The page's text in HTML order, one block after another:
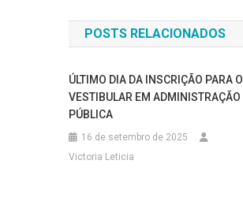
de
Post
POSTS RELACIONADOS
ÚLTIMO DIA DA INSCRIÇÃO PARA O
VESTIBULAR EM ADMINISTRAÇÃO
PÚBLICA
16 de setembro de 2025
Victoria Leticia